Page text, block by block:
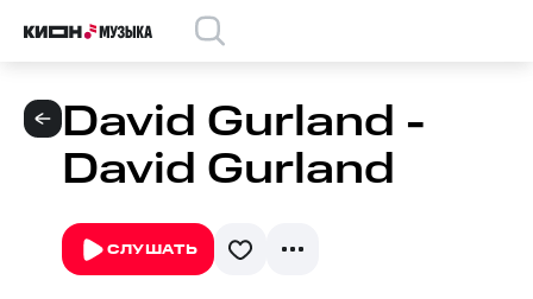
David Gurland -
David Gurland
СЛУШАТЬ